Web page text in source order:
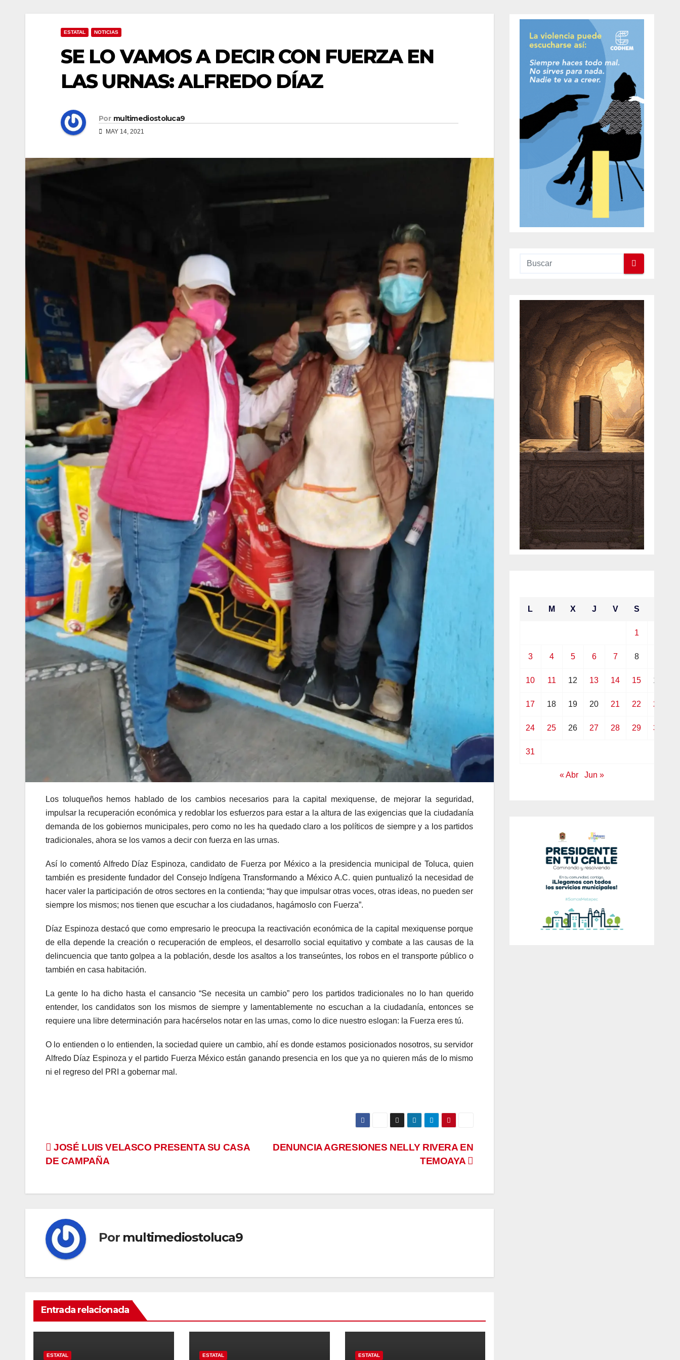
ESTATAL NOTICIAS
SE LO VAMOS A DECIR CON FUERZA EN
LAS URNAS: ALFREDO DÍAZ
Por multimediostoluca9
MAY 14, 2021
Los toluqueños hemos hablado de los cambios necesarios para la capital mexiquense, de mejorar la seguridad,
impulsar la recuperación económica y redoblar los esfuerzos para estar a la altura de las exigencias que la ciudadanía
demanda de los gobiernos municipales, pero como no les ha quedado claro a los políticos de siempre y a los partidos
tradicionales, ahora se los vamos a decir con fuerza en las urnas.
Así lo comentó Alfredo Díaz Espinoza, candidato de Fuerza por México a la presidencia municipal de Toluca, quien
también es presidente fundador del Consejo Indígena Transformando a México A.C. quien puntualizó la necesidad de
hacer valer la participación de otros sectores en la contienda; “hay que impulsar otras voces, otras ideas, no pueden ser
siempre los mismos; nos tienen que escuchar a los ciudadanos, hagámoslo con Fuerza”.
Díaz Espinoza destacó que como empresario le preocupa la reactivación económica de la capital mexiquense porque
de ella depende la creación o recuperación de empleos, el desarrollo social equitativo y combate a las causas de la
delincuencia que tanto golpea a la población, desde los asaltos a los transeúntes, los robos en el transporte público o
también en casa habitación.
La gente lo ha dicho hasta el cansancio “Se necesita un cambio” pero los partidos tradicionales no lo han querido
entender, los candidatos son los mismos de siempre y lamentablemente no escuchan a la ciudadanía, entonces se
requiere una libre determinación para hacérselos notar en las urnas, como lo dice nuestro eslogan: la Fuerza eres tú.
O lo entienden o lo entienden, la sociedad quiere un cambio, ahí es donde estamos posicionados nosotros, su servidor
Alfredo Díaz Espinoza y el partido Fuerza México están ganando presencia en los que ya no quieren más de lo mismo
ni el regreso del PRI a gobernar mal.
Navegación
entradas
DENUNCIA AGRESIONES NELLY RIVERA EN
TEMOAYA
JOSÉ LUIS VELASCO PRESENTA SU CASA
DE CAMPAÑA
Por multimediostoluca9
Entrada relacionada
ESTATAL ESTATAL ESTATAL
L M X J V S
1
3 4 5 6 7 8
10 11 12 13 14 15 16
17 18 19 20 21 22 23
24 25 26 27 28 29 30
31
« Abr Jun »